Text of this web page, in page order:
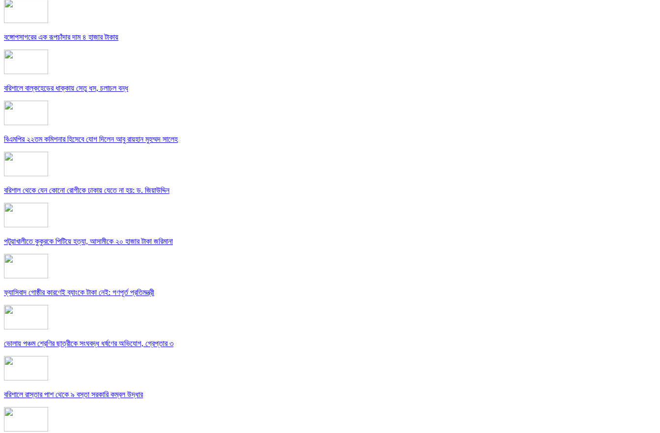
বঙ্গোপসাগরের এক রূপচাঁদার দাম ৪ হাজার টাকায়
বরিশালে বাল্কহেডের ধাক্কায় সেতু ধস, চলাচল বন্ধ
বিএমপির ২২তম কমিশনার হিসেবে যোগ দিলেন আবু রায়হান মুহম্মদ সালেহ
বরিশাল থেকে যেন কোনো রোগীকে ঢাকায় যেতে না হয়: ড. জিয়াউদ্দিন
পটুয়াখালীতে কুকুরকে পিটিয়ে হত্যা, আসামীকে ২০ হাজার টাকা জরিমানা
ফ্যাসিবাদ গোষ্ঠীর কারণেই ব্যাংকে টাকা নেই: গণপূর্ত প্রতিমন্ত্রী
ভোলায় পঞ্চম শ্রেণির ছাত্রীকে সংঘবদ্ধ ধর্ষণের অভিযোগ, গ্রেপ্তার ৩
বরিশালে রাস্তার পাশ থেকে ৯ বস্তা সরকারি কম্বল উদ্ধার